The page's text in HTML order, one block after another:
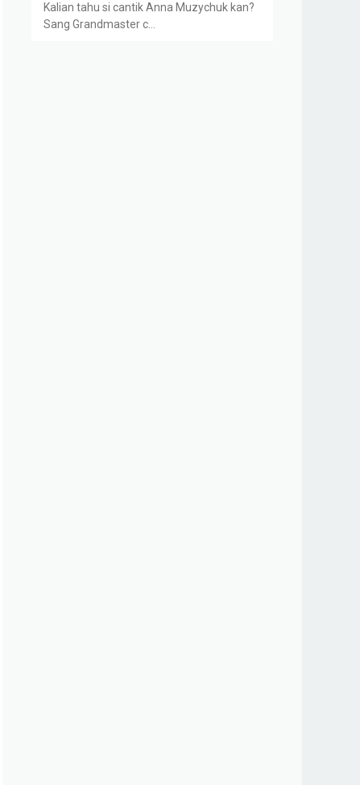
Kalian tahu si cantik Anna Muzychuk kan?
Sang Grandmaster c…